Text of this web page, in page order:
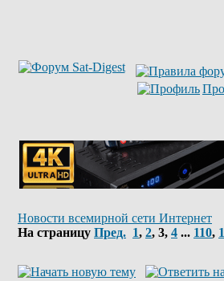
Новости всемирной сети Интернет
На страницу Пред. 1, 2, 3, 4 ... 110,